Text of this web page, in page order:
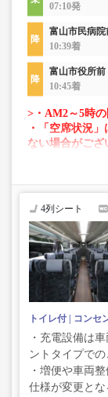
07:10発
富山市民病院
10:39着
富山市役所前
10:45着
>・AM2～5時の
・「空席状況
ない場合がござ
・車両は予告
で、あらかじめ
4列シート
トイレ付 コンセ
・充電設備は
ントタイプでの
・増便や車両
仕様が変更と